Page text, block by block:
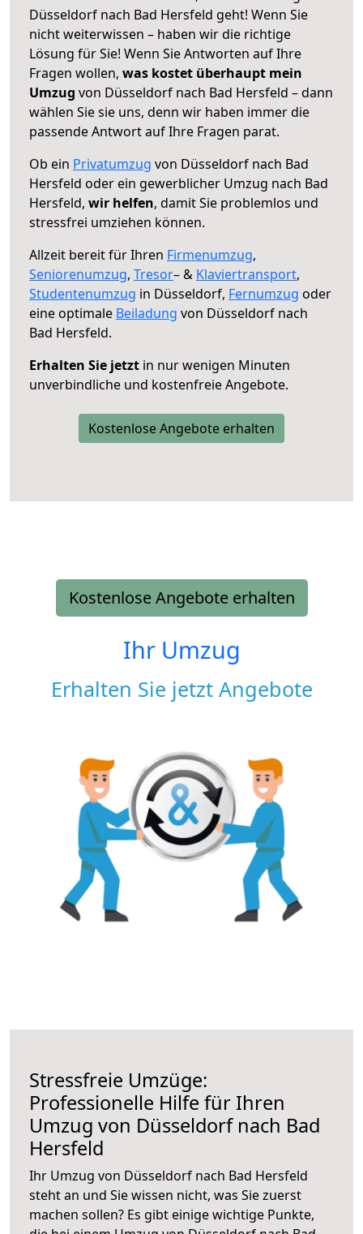
Düsseldorf nach Bad Hersfeld geht! Wenn Sie
nicht weiterwissen – haben wir die richtige
Lösung für Sie! Wenn Sie Antworten auf Ihre
Fragen wollen, was kostet überhaupt mein
Umzug von Düsseldorf nach Bad Hersfeld – dann
wählen Sie sie uns, denn wir haben immer die
passende Antwort auf Ihre Fragen parat.
Ob ein Privatumzug von Düsseldorf nach Bad
Hersfeld oder ein gewerblicher Umzug nach Bad
Hersfeld, wir helfen, damit Sie problemlos und
stressfrei umziehen können.
Allzeit bereit für Ihren Firmenumzug,
Seniorenumzug, Tresor– & Klaviertransport,
Studentenumzug in Düsseldorf, Fernumzug oder
eine optimale Beiladung von Düsseldorf nach
Bad Hersfeld.
Erhalten Sie jetzt in nur wenigen Minuten
unverbindliche und kostenfreie Angebote.
Kostenlose Angebote erhalten
Kostenlose Angebote erhalten
Ihr Umzug
Erhalten Sie jetzt Angebote
Stressfreie Umzüge:
Professionelle Hilfe für Ihren
Umzug von Düsseldorf nach Bad
Hersfeld
Ihr Umzug von Düsseldorf nach Bad Hersfeld
steht an und Sie wissen nicht, was Sie zuerst
machen sollen? Es gibt einige wichtige Punkte,